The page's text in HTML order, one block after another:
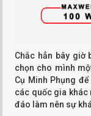
Chắc hẳn bây giờ
chọn cho mình
Cụ Minh Phụng
các quốc gia
đáo làm nên sự